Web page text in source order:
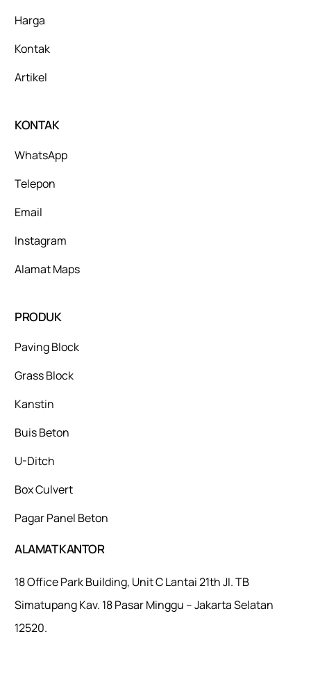
Harga
Kontak
Artikel
KONTAK
WhatsApp
Telepon
Email
Instagram
Alamat Maps
PRODUK
Paving Block
Grass Block
Kanstin
Buis Beton
U-Ditch
Box Culvert
Pagar Panel Beton
ALAMAT KANTOR
18 Office Park Building, Unit C Lantai 21th Jl. TB
Simatupang Kav. 18 Pasar Minggu – Jakarta Selatan
12520.